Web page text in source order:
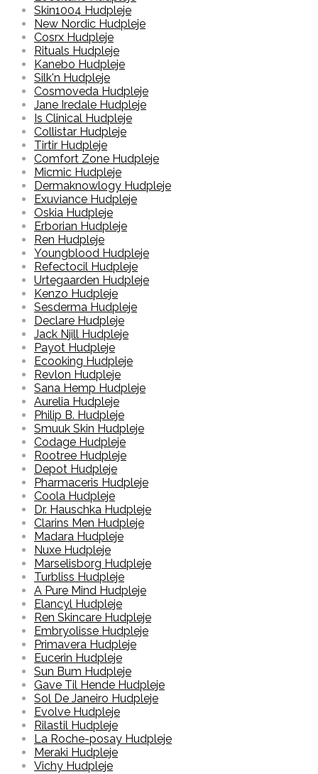
Skin1004 Hudpleje
New Nordic Hudpleje
Cosrx Hudpleje
Rituals Hudpleje
Kanebo Hudpleje
Silk'n Hudpleje
Cosmoveda Hudpleje
Jane Iredale Hudpleje
Is Clinical Hudpleje
Collistar Hudpleje
Tirtir Hudpleje
Comfort Zone Hudpleje
Micmic Hudpleje
Dermaknowlogy Hudpleje
Exuviance Hudpleje
Oskia Hudpleje
Erborian Hudpleje
Ren Hudpleje
Youngblood Hudpleje
Refectocil Hudpleje
Urtegaarden Hudpleje
Kenzo Hudpleje
Sesderma Hudpleje
Declare Hudpleje
Jack Njill Hudpleje
Payot Hudpleje
Ecooking Hudpleje
Revlon Hudpleje
Sana Hemp Hudpleje
Aurelia Hudpleje
Philip B. Hudpleje
Smuuk Skin Hudpleje
Codage Hudpleje
Rootree Hudpleje
Depot Hudpleje
Pharmaceris Hudpleje
Coola Hudpleje
Dr. Hauschka Hudpleje
Clarins Men Hudpleje
Madara Hudpleje
Nuxe Hudpleje
Marselisborg Hudpleje
Turbliss Hudpleje
A Pure Mind Hudpleje
Elancyl Hudpleje
Ren Skincare Hudpleje
Embryolisse Hudpleje
Primavera Hudpleje
Eucerin Hudpleje
Sun Bum Hudpleje
Gave Til Hende Hudpleje
Sol De Janeiro Hudpleje
Evolve Hudpleje
Rilastil Hudpleje
La Roche-posay Hudpleje
Meraki Hudpleje
Vichy Hudpleje